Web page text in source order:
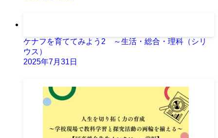
ケナフを育ててみよう2 ～生活・総合・理科（シリ
ウス）
2025年7月31日